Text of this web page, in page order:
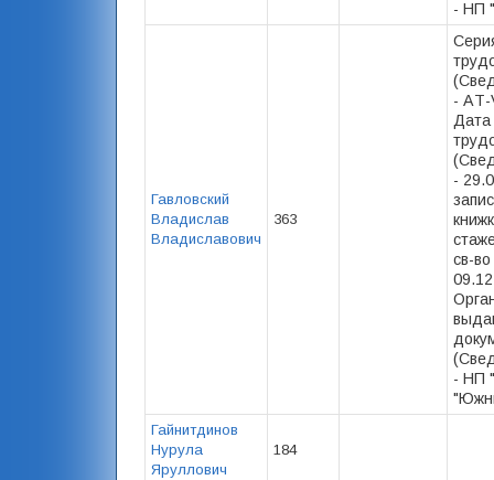
- НП
Гавловский
Владислав
Владиславович
363
-
Дата
-
св-
- НП
Гайнитдинов
Нурула
Яруллович
184